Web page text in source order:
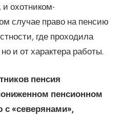
охотником-
случае право на пенсию
где проходила
и от характера работы.
пенсия
пенсионном
с «северянами»,